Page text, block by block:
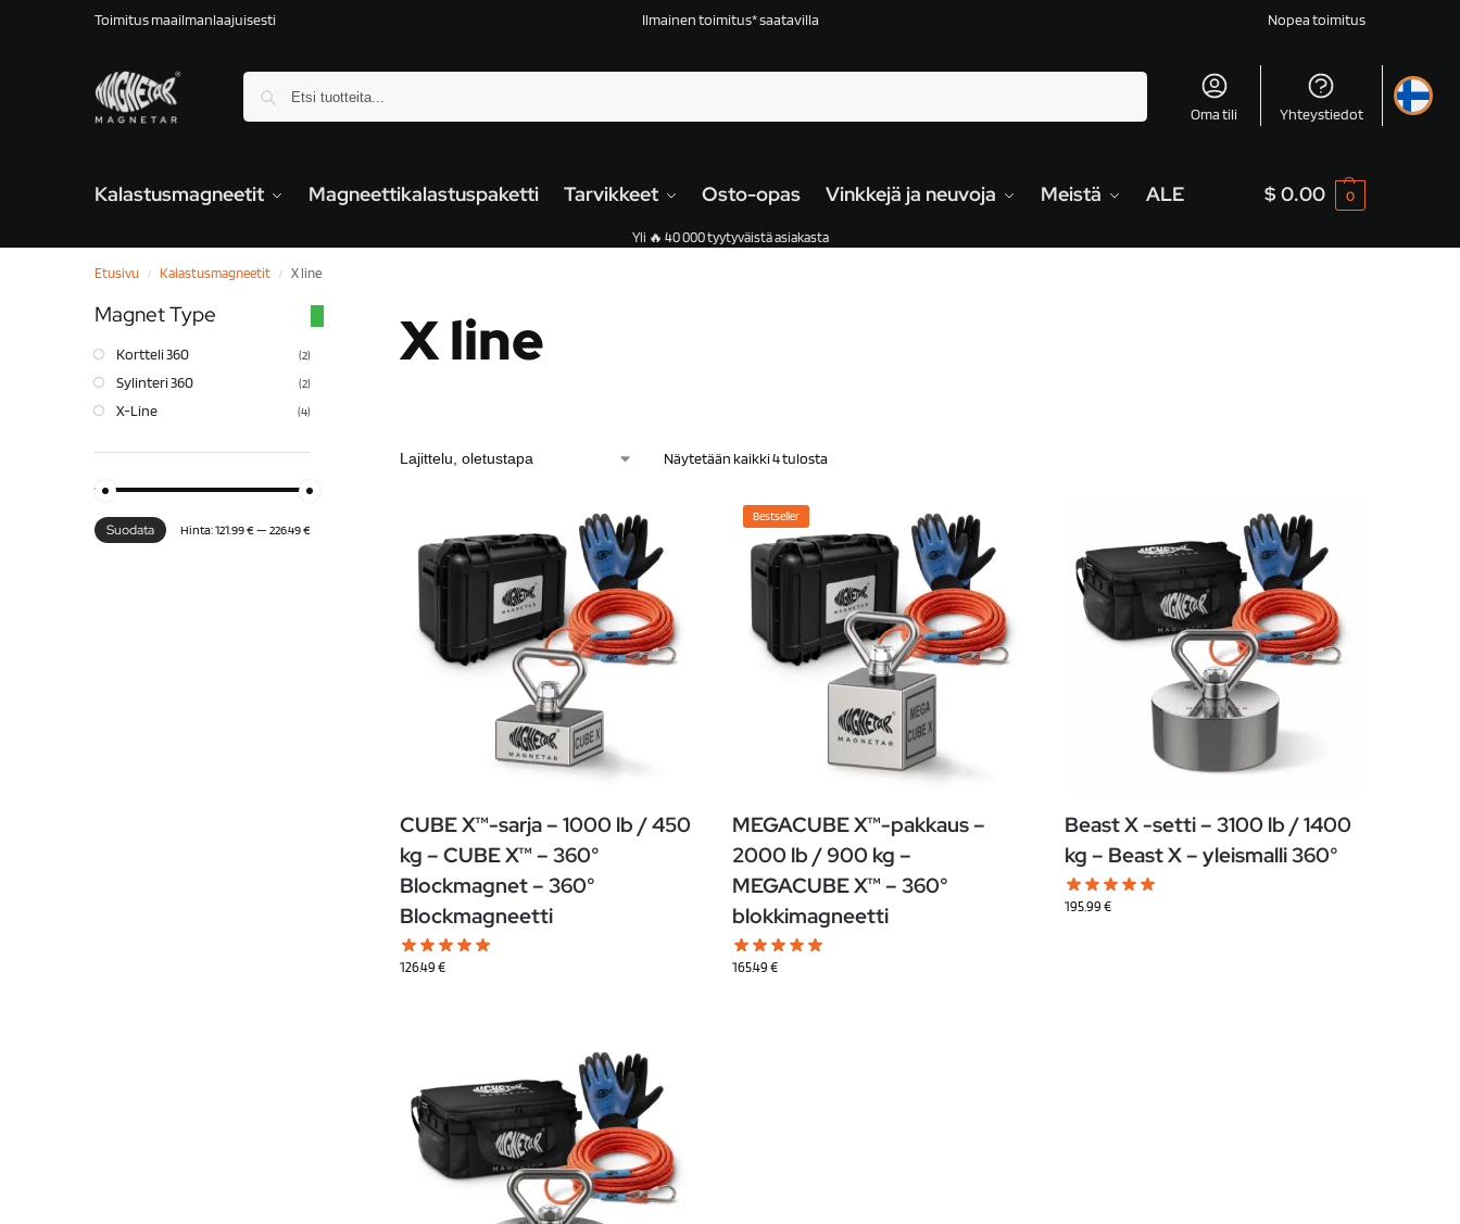
Toimitus maailmanlaajuisesti Ilmainen toimitus* saatavilla Nopea toimitus
Oma tili Yhteystiedot
Kalastusmagneetit Magneettikalastuspaketti Tarvikkeet Osto-opas Vinkkejä ja neuvoja Meistä ALE $ 0.00 0
Yli 🔥 40 000 tyytyväistä asiakasta
Etusivu / Kalastusmagneetit / X line
X line
Näytetään kaikki 4 tulosta
CUBE X™-sarja – 1000 lb / 450
kg – CUBE X™ – 360°
Blockmagnet – 360°
Blockmagneetti
126.49€
Bestseller
MEGACUBE X™-pakkaus –
2000 lb / 900 kg –
MEGACUBE X™ – 360°
blokkimagneetti
165.49€
Beast X -setti – 3100 lb / 1400
kg – Beast X – yleismalli 360°
195.99€
Magnet Type
Kortteli 360 (2)
Sylinteri 360 (2)
X-Line (4)
Suodata Hinta:121.99 €— 226.49 €